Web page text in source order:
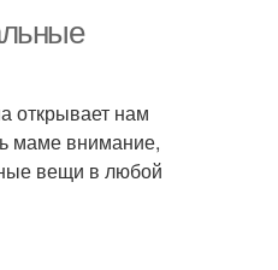
открывает нам
маме внимание,
вещи в любой